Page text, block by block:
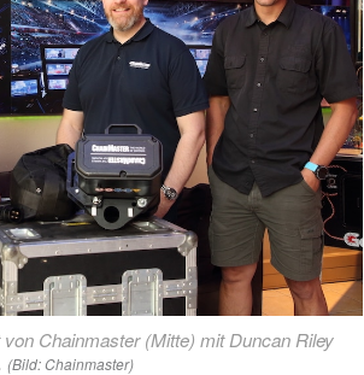
Chainmaster (Mitte) mit Duncan Riley
(Bild: Chainmaster)